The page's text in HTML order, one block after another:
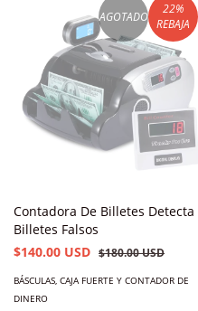
AGOTADO
22%
REBAJA
Contadora De Billetes Detecta
Billetes Falsos
$140.00 USD $180.00 USD
BÁSCULAS, CAJA FUERTE Y CONTADOR DE
DINERO